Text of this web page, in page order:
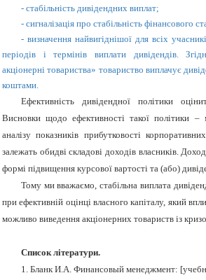
- стабільність дивідендних виплат;
- сигналізація про стабільність фінансового
- визначення найвигіднішої для всіх
періодів і термінів виплати дивідендів.
акціонерні товариства» товариство виплачує
коштами.
Ефективність дивідендної політики
Висновки щодо ефективності такої політики
аналізу показників прибутковості
залежать обидві складові доходів власників.
формі підвищення курсової вартості та (або)
Тому ми вважаємо, стабільна виплата
при ефективній оцінці власного капіталу, який
можливо виведення акціонерних товариств із
Список літератури.
1. Бланк И.А. Финансовый менеджмент: [у